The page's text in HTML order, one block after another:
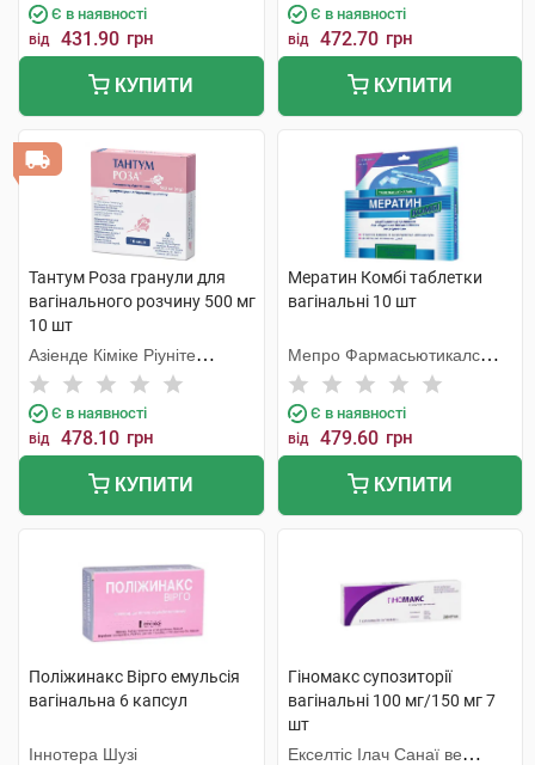
Є в наявності
від 431.90 грн
КУПИТИ
Є в наявності
від 472.70 грн
КУПИТИ
Тантум Роза гранули для
вагінального розчину 500 мг
10 шт
Азіенде Кіміке Ріуніте
Анжеліні Франческо
Є в наявності
від 478.10 грн
КУПИТИ
Мератин Комбі таблетки
вагінальні 10 шт
Мепро Фармасьютикалс
Пріват
Є в наявності
від 479.60 грн
КУПИТИ
Поліжинакс Вірго емульсія
вагінальна 6 капсул
Іннотера Шузі
Гіномакс супозиторії
вагінальні 100 мг/150 мг 7
шт
Екселтіс Ілач Санаї ве